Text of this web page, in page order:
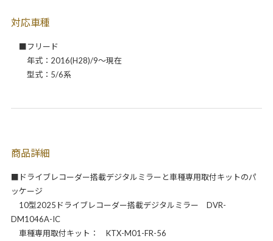
対応車種
■フリード
年式：2016(H28)/9～現在
型式：5/6系
商品詳細
■ドライブレコーダー搭載デジタルミラーと車種専用取付キットのパ
ッケージ
10型2025ドライブレコーダー搭載デジタルミラー DVR-
DM1046A-IC
車種専用取付キット： KTX-M01-FR-56